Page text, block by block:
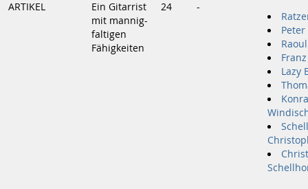
ARTIKEL
Ein Gitarrist
mit mannig-
faltigen
Fähigkeiten
24 -
Peter
Lazy